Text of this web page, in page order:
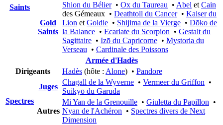
Saints
Gold
Saints
Shion du Bélier• Ox du Taureau • Abel et Cain
des Gémeaux • Deathtoll du Cancer• Kaiser du
Lion et Goldie • Shijima de la Vierge • Dōko de
la Balance • Ecarlate du Scorpion • Gestalt du
Sagittaire • Izō du Capricorne • Mystoria du
Verseau • Cardinale des Poissons
Armée d'Hadès
Dirigeants
Hadès (hôte : Alone) • Pandore
Spectres
Juges
Chagall de la Wyverne • Vermeer du Griffon •
Suikyō du Garuda
Autres
Mi Yan de la Grenouille • Giuletta du Papillon •
Nyan de l'Achéron • Spectres divers de Next
Dimension